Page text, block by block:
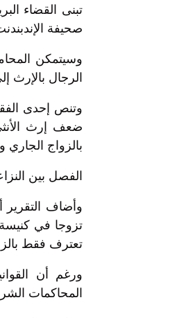
تبنى القضاء
صحيفة
وسيتمكن
الرجال بالإرث
وتنص إحدى
ضعف إرث
بالزواج الجاري
الفصل بين
وأضاف
تزوجا في
تعترف فقط
ورغم أن
المحاكمات